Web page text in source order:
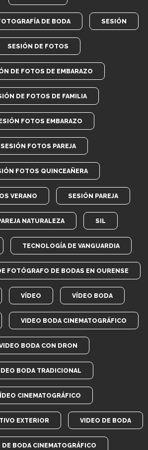
DE BODA SESIÓN
SESIÓN DE FOTOS
DE FOTOS DE EMBARAZO
DE FOTOS DE FAMILIA
FOTOS EMBARAZO
SESIÓN FOTOS PAREJA
FOTOS QUINCEAÑERA
VERANO SESIÓN PAREJA
NATURALEZA SIL
TECNOLOGÍA DE VANGUARDIA
FOTÓGRAFO DE BODAS EN OURENSE
VÍDEO VÍDEO BODA
VIDEO BODA CINEMATOGRÁFICO
BODA CON DRON
BODA TRADICIONAL
CINEMATOGRÁFICO
EXTERIOR VIDEO DE BODA
DE BODA CINEMATOGRÁFICO